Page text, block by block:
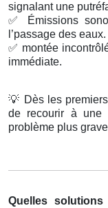
signalant une
✅
Émissions
l’passage des eaux.
✅ montée
immédiate.
💡 Dès les
de recourir à une
problème plus
Quelles